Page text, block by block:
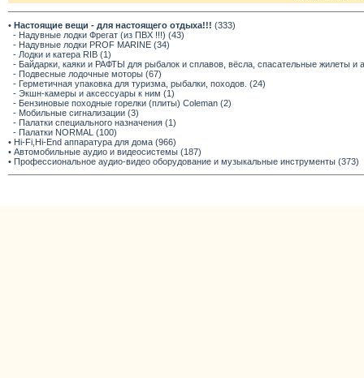
• Настоящие вещи - для настоящего отдыха!!! (333)
- Надувные лодки Фрегат (из ПВХ !!!) (43)
- Надувные лодки PROF MARINE (34)
- Лодки и катера RIB (1)
- Байдарки, каяки и РАФТЫ для рыбалок и сплавов, вёсла, спасательные жилеты и
- Подвесные лодочные моторы (67)
- Герметичная упаковка для туризма, рыбалки, походов. (24)
- Экшн-камеры и аксессуары к ним (1)
- Бензиновые походные горелки (плиты) Coleman (2)
- Мобильные сигнализации (3)
- Палатки специального назначения (1)
- Палатки NORMAL (100)
• Hi-Fi,Hi-End аппаратура для дома (966)
• Автомобильные аудио и видеосистемы (187)
• Профессиональное аудио-видео оборудование и музыкальные инструменты (373)